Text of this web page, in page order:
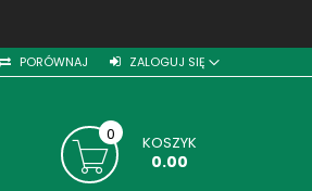
PORÓWNAJ ZALOGUJ SIĘ
KOSZYK
0.00
0